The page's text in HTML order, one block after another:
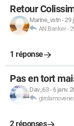
Retour
Marine_vstn-29
AN.Banker-
1 réponse
Pas en tort
Dav_63- 6 janv.
2 réponses